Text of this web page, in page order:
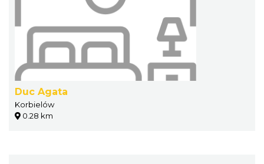
Duc Agata
Korbielów
0.28 km